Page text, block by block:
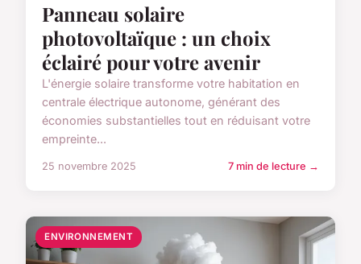
Panneau solaire
photovoltaïque : un choix
éclairé pour votre avenir
L'énergie solaire transforme votre habitation en
centrale électrique autonome, générant des
économies substantielles tout en réduisant votre
empreinte...
25 novembre 2025 7 min de lecture →
ENVIRONNEMENT